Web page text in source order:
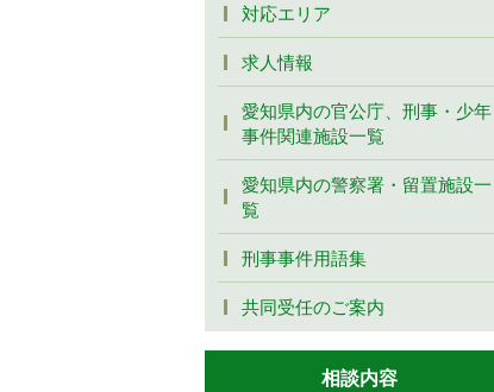
対応エリア
求人情報
愛知県内の官公庁、刑事・少年
事件関連施設一覧
愛知県内の警察署・留置施設一
覧
刑事事件用語集
共同受任のご案内
相談内容